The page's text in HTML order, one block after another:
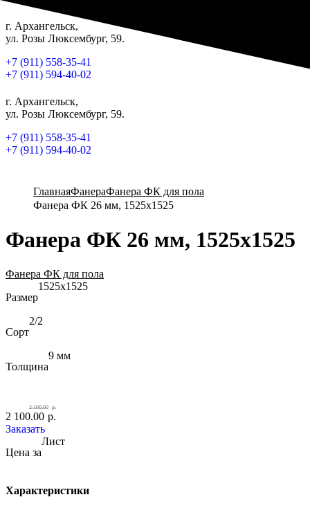
г. Архангельск,
ул. Розы Люксембург, 59.
+7 (911) 558-35-41
+7 (911) 594-40-02
г. Архангельск,
ул. Розы Люксембург, 59.
+7 (911) 558-35-41
+7 (911) 594-40-02
ГлавнаяФанераФанера ФК для пола
Фанера ФК 26 мм, 1525х1525
Фанера ФК 26 мм, 1525х1525
Фанера ФК для пола
Размер
1525х1525
Сорт
2/2
Толщина
9 мм
р.
2 100.00
р.
2 100.00
Заказать
Цена за
Лист
Характеристики